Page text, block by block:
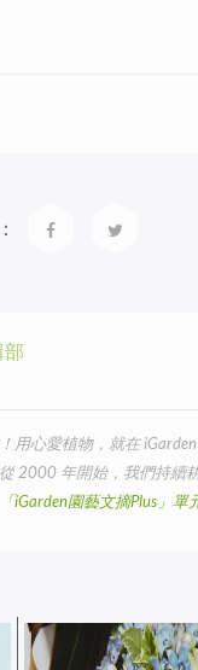
部
用心愛植物，就在
2000 年開始，我們持續
「iGarden園藝文摘Plus」單